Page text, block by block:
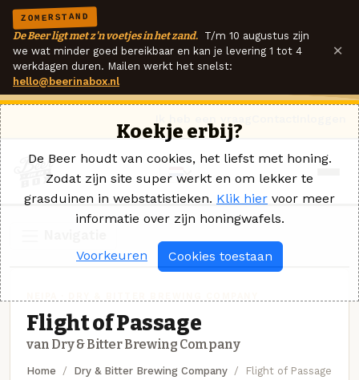
ZOMERSTAND
De Beer ligt met z'n voetjes in het zand. T/m 10 augustus zijn
we wat minder goed bereikbaar en kan je levering 1 tot 4
werkdagen duren. Mailen werkt het snelst:
hello@beerinabox.nl
×
Flight of Passage
van Dry & Bitter Brewing Company
Home Dry & Bitter Brewing Company Flight of Passage
Koekje erbij?
De Beer houdt van cookies, het liefst met honing.
Zodat zijn site super werkt en om lekker te
grasduinen in webstatistieken. Klik hier voor meer
informatie over zijn honingwafels.
Voorkeuren Cookies toestaan